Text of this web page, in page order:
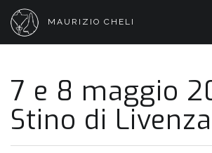
MAURIZIO CHELI
7 e 8 maggio
Stino di